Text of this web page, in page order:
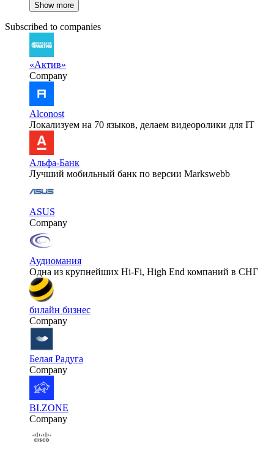
Show more
Subscribed to companies
«Актив»
Company
Alconost
Локализуем на 70 языков, делаем видеоролики для IT
Альфа-Банк
Лучший мобильный банк по версии Markswebb
ASUS
Company
Аудиомания
Одна из крупнейших Hi-Fi, High End компаний в СНГ
билайн бизнес
Company
Белая Радуга
Company
BI.ZONE
Company